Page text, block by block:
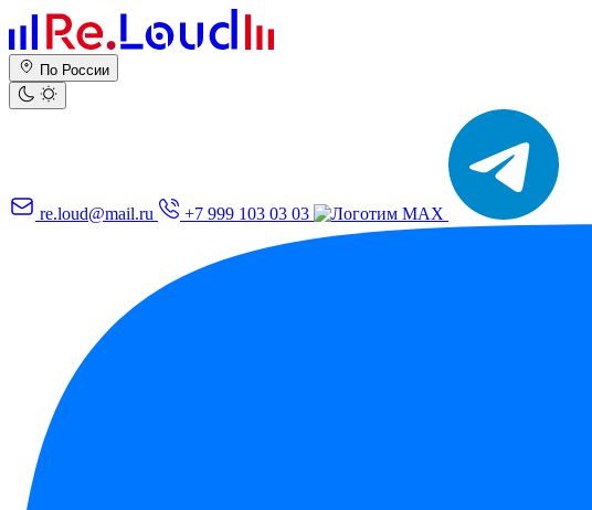
По России
re.loud@mail.ru +7 999 103 03 03